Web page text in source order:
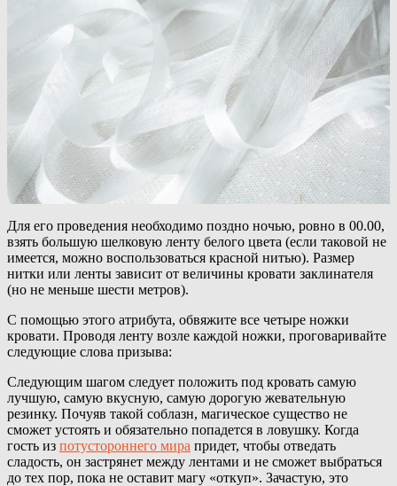
Для его проведения необходимо поздно ночью, ровно в 00.00,
взять большую шелковую ленту белого цвета (если таковой не
имеется, можно воспользоваться красной нитью). Размер
нитки или ленты зависит от величины кровати заклинателя
(но не меньше шести метров).
С помощью этого атрибута, обвяжите все четыре ножки
кровати. Проводя ленту возле каждой ножки, проговаривайте
следующие слова призыва:
Следующим шагом следует положить под кровать самую
лучшую, самую вкусную, самую дорогую жевательную
резинку. Почуяв такой соблазн, магическое существо не
сможет устоять и обязательно попадется в ловушку. Когда
гость из потустороннего мира придет, чтобы отведать
сладость, он застрянет между лентами и не сможет выбраться
до тех пор, пока не оставит магу «откуп». Зачастую, это